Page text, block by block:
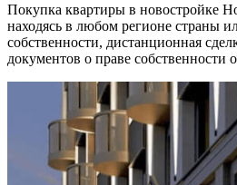
Покупка квартиры в новостройке
находясь в любом регионе страны
собственности, дистанционная
документов о праве